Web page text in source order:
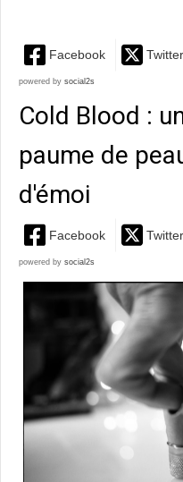
Facebook Twitter
powered by social2s
Cold Blood :
paume de
d'émoi
Facebook Twitter
powered by social2s